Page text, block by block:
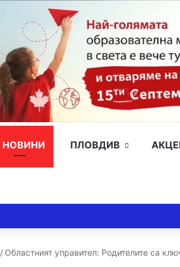
НОВИНИ ПЛОВДИВ
/ Областният управител: Родителите са